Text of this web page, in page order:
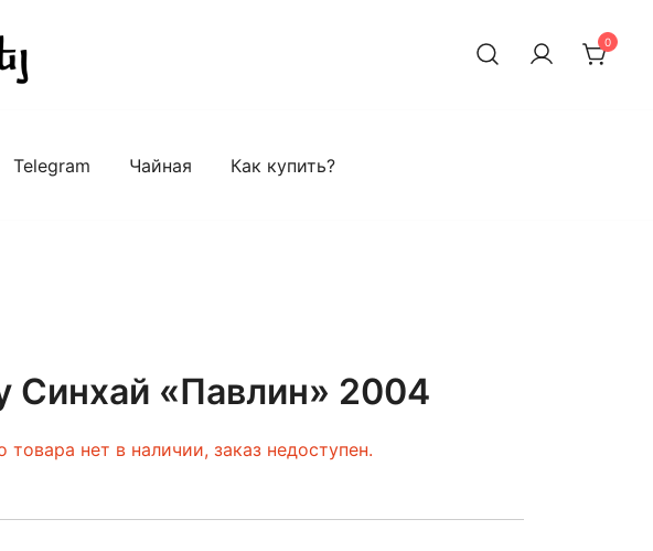
0
Telegram Чайная Как купить?
Синхай «Павлин» 2004
товара нет в наличии, заказ недоступен.